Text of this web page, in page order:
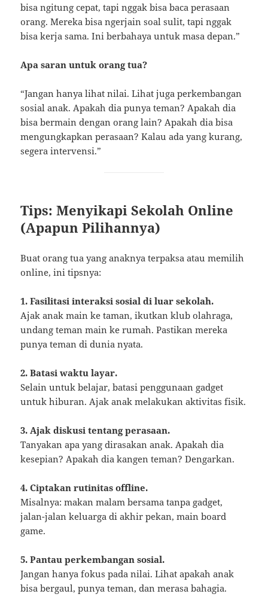
bisa ngitung cepat, tapi nggak bisa baca perasaan
orang. Mereka bisa ngerjain soal sulit, tapi nggak
bisa kerja sama. Ini berbahaya untuk masa depan.”
Apa saran untuk orang tua?
“Jangan hanya lihat nilai. Lihat juga perkembangan
sosial anak. Apakah dia punya teman? Apakah dia
bisa bermain dengan orang lain? Apakah dia bisa
mengungkapkan perasaan? Kalau ada yang kurang,
segera intervensi.”
Tips: Menyikapi Sekolah Online
(Apapun Pilihannya)
Buat orang tua yang anaknya terpaksa atau memilih
online, ini tipsnya:
1. Fasilitasi interaksi sosial di luar sekolah.
Ajak anak main ke taman, ikutkan klub olahraga,
undang teman main ke rumah. Pastikan mereka
punya teman di dunia nyata.
2. Batasi waktu layar.
Selain untuk belajar, batasi penggunaan gadget
untuk hiburan. Ajak anak melakukan aktivitas fisik.
3. Ajak diskusi tentang perasaan.
Tanyakan apa yang dirasakan anak. Apakah dia
kesepian? Apakah dia kangen teman? Dengarkan.
4. Ciptakan rutinitas offline.
Misalnya: makan malam bersama tanpa gadget,
jalan-jalan keluarga di akhir pekan, main board
game.
5. Pantau perkembangan sosial.
Jangan hanya fokus pada nilai. Lihat apakah anak
bisa bergaul, punya teman, dan merasa bahagia.